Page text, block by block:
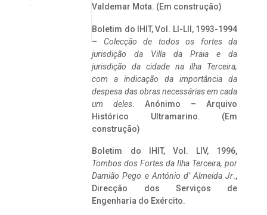
Valdemar Mota. (Em construção)
Boletim do IHIT, Vol. LI-LII, 1993-1994
– Colecção de todos os fortes da
jurisdição da Villa da Praia e da
jurisdição da cidade na ilha Terceira,
com a indicação da importância da
despesa das obras necessárias em cada
um deles. Anónimo – Arquivo
Histórico Ultramarino. (Em
construção)
Boletim do IHIT, Vol. LIV, 1996,
Tombos dos Fortes da Ilha Terceira, por
Damião Pego e António d’ Almeida Jr.,
Direcção dos Serviços de
Engenharia do Exército.